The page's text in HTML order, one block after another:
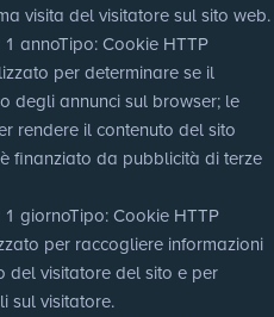
visita del visitatore sul sito web.
1 annoTipo: Cookie HTTP
per determinare se il
degli annunci sul browser; le
rendere il contenuto del sito
finanziato da pubblicità di terze
1 giornoTipo: Cookie HTTP
per raccogliere informazioni
del visitatore del sito e per
sul visitatore.